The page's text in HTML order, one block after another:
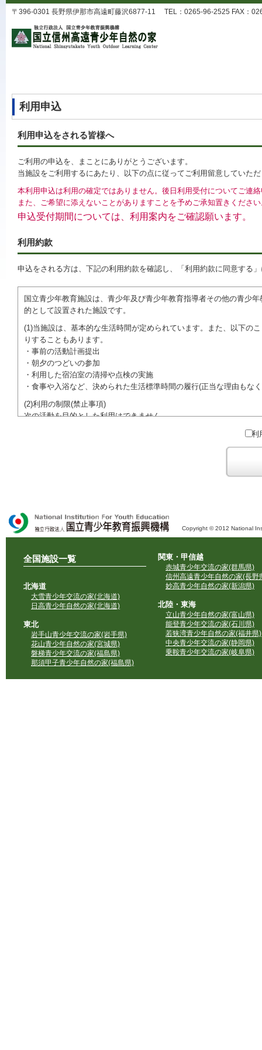
〒396-0301 長野県伊那市高遠町藤沢6877-11 TEL：0265-96-2525 FAX：
利用申込
利用申込をされる皆様へ
ご利用の申込を、まことにありがとうございます。
当施設をご利用するにあたり、以下の点に従ってご利用留意していた
本利用申込は利用の確定ではありません。後日利用受付についてご連
また、ご希望に添えないことがありますことを予めご承知置きくださ
申込受付期間については、利用案内をご確認願います。
利用約款
申込をされる方は、下記の利用約款を確認し、「利用約款に同意する
国立青少年教育施設は、青少年及び青少年教育指導者その他の青少
的として設置された施設です。
(1)当施設は、基本的な生活時間が定められています。また、以下の
りすることもあります。
・事前の活動計画提出
・朝夕のつどいの参加
・利用した宿泊室の清掃や点検の実施
・食事や入浴など、決められた生活標準時間の履行(正当な理由も
(2)利用の制限(禁止事項)
次の活動を目的とした利用はできません。
●特定の政党を支持、またはこれに反対するための政治教育その他の
●特定の宗教を支持、またはこれに反対するための宗教教育その他
域での勧誘活動を行ったり、自らの団体の活動をアピールする活動等)
利
Copyright © 2012 National
全国施設一覧
北海道
大雪青少年交流の家(北海道)
日高青少年自然の家(北海道)
東北
岩手山青少年交流の家(岩手県)
花山青少年自然の家(宮城県)
磐梯青少年交流の家(福島県)
那須甲子青少年自然の家(福島県)
関東・甲信越
赤城青少年交流の家(群馬県)
信州高遠青少年自然の家(長野
妙高青少年自然の家(新潟県)
北陸・東海
立山青少年自然の家(富山県)
能登青少年交流の家(石川県)
若狭湾青少年自然の家(福井県)
中央青少年交流の家(静岡県)
乗鞍青少年交流の家(岐阜県)